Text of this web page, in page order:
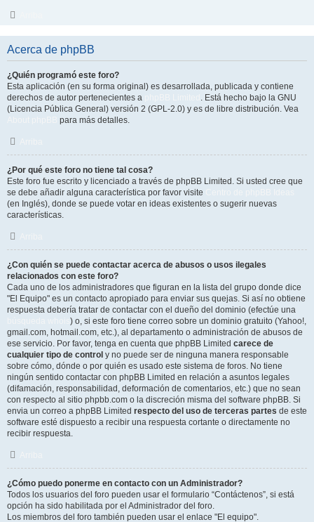
Acerca de phpBB
¿Quién programó este foro?
Esta aplicación (en su forma original) es desarrollada, publicada y contiene
derechos de autor pertenecientes a
. Está hecho bajo la GNU
(Licencia Pública General) versión 2 (GPL-2.0) y es de libre distribución. Vea
para más detalles.
¿Por qué este foro no tiene tal cosa?
Este foro fue escrito y licenciado a través de phpBB Limited. Si usted cree que
se debe añadir alguna característica por favor visite
(en Inglés), donde se puede votar en ideas existentes o sugerir nuevas
características.
¿Con quién se puede contactar acerca de abusos o usos ilegales
relacionados con este foro?
Cada uno de los administradores que figuran en la lista del grupo donde dice
"El Equipo" es un contacto apropiado para enviar sus quejas. Si así no obtiene
respuesta debería tratar de contactar con el dueño del dominio (efectúe una
) o, si este foro tiene correo sobre un dominio gratuito (Yahoo!,
gmail.com, hotmail.com, etc.), al departamento o administración de abusos de
ese servicio. Por favor, tenga en cuenta que phpBB Limited carece de
cualquier tipo de control y no puede ser de ninguna manera responsable
sobre cómo, dónde o por quién es usado este sistema de foros. No tiene
ningún sentido contactar con phpBB Limited en relación a asuntos legales
(difamación, responsabilidad, deformación de comentarios, etc.) que no sean
con respecto al sitio phpbb.com o la discreción misma del software phpBB. Si
envia un correo a phpBB Limited respecto del uso de terceras partes de este
software esté dispuesto a recibir una respuesta cortante o directamente no
recibir respuesta.
¿Cómo puedo ponerme en contacto con un Administrador?
Todos los usuarios del foro pueden usar el formulario “Contáctenos”, si está
opción ha sido habilitada por el Administrador del foro.
Los miembros del foro también pueden usar el enlace "El equipo".